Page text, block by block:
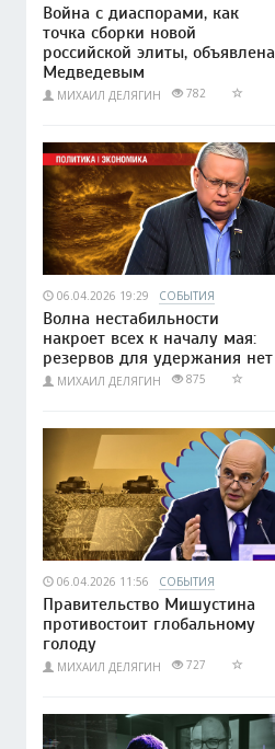
Война с диаспорами, как
точка сборки новой
российской элиты, объявлена
Медведевым
МИХАИЛ ДЕЛЯГИН 782
06.04.2026 19:29 СОБЫТИЯ
Волна нестабильности
накроет всех к началу мая:
резервов для удержания нет
МИХАИЛ ДЕЛЯГИН 875
06.04.2026 11:56 СОБЫТИЯ
Правительство Мишустина
противостоит глобальному
голоду
МИХАИЛ ДЕЛЯГИН 727